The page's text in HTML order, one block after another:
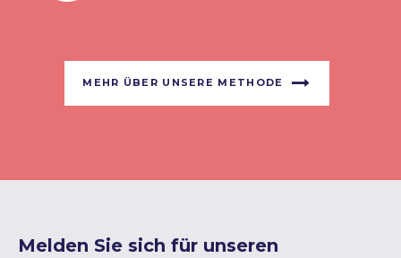
MEHR ÜBER UNSERE METHODE
Melden Sie sich für unseren